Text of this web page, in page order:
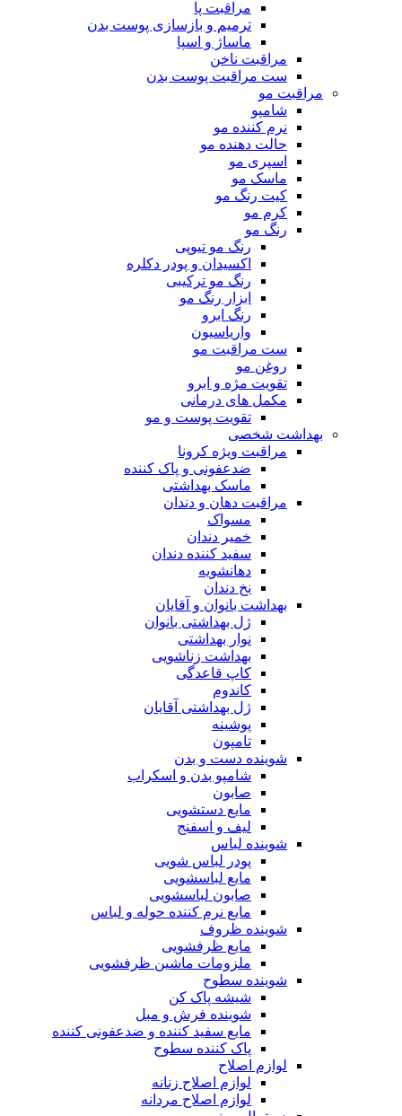
مراقبت پا
ترمیم و بازسازی پوست بدن
ماساژ و اسپا
مراقبت ناخن
ست مراقبت پوست بدن
مراقبت مو
شامپو
نرم کننده مو
حالت دهنده مو
اسپری مو
ماسک مو
کیت رنگ مو
کرم مو
رنگ مو
رنگ مو تیوپی
اکسیدان و پودر دکلره
رنگ مو ترکیبی
ابزار رنگ مو
رنگ ابرو
واریاسیون
ست مراقبت مو
روغن مو
تقویت مژه و ابرو
مکمل های درمانی
تقویت پوست و مو
بهداشت شخصی
مراقبت ویژه کرونا
ضدعفونی و پاک کننده
ماسک بهداشتی
مراقبت دهان و دندان
مسواک
خمیر دندان
سفید کننده دندان
دهانشویه
نخ دندان
بهداشت بانوان و آقایان
ژل بهداشتی بانوان
نوار بهداشتی
بهداشت زناشویی
کاپ قاعدگی
کاندوم
ژل بهداشتی آقایان
پوشینه
تامپون
شوینده دست و بدن
شامپو بدن و اسکراب
صابون
مایع دستشویی
لیف و اسفنج
شوینده لباس
پودر لباس شویی
مایع لباسشویی
صابون لباسشویی
مایع نرم کننده حوله و لباس
شوینده ظروف
مایع ظرفشویی
ملزومات ماشین ظرفشویی
شوینده سطوح
شیشه پاک کن
شوینده فرش و مبل
مایع سفید کننده و ضدعفونی کننده
پاک کننده سطوح
لوازم اصلاح
لوازم اصلاح زنانه
لوازم اصلاح مردانه